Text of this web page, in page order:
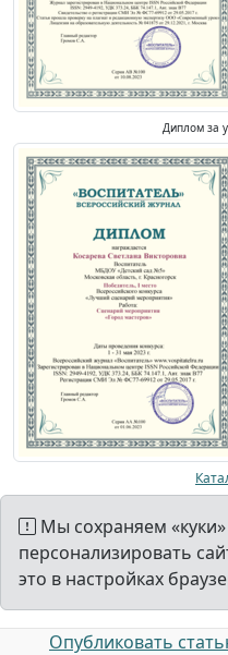
Диплом за
Мы сохраняем «куки»
персонализировать
это в настройках
Опубликовать